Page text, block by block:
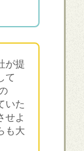
が提
て
いた
せよ
も大